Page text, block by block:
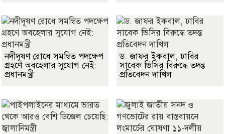
নদীদূষণ রোধে সমন্বিত পদক্ষেপ
গ্রহণে অবহেলার সুযোগ নেই:
প্রধানমন্ত্রী
ড. জাফর ইকবাল, ঢাবির
সাবেক ভিসির বিরুদ্ধে তদন্ত
প্রতিবেদন দাখিল